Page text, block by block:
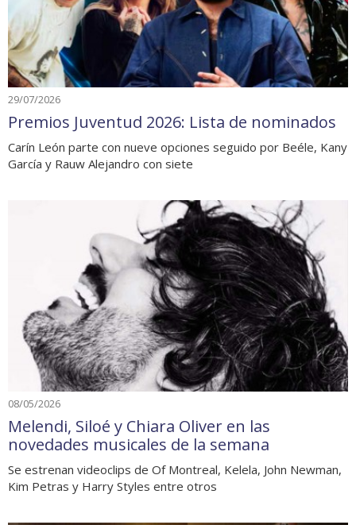
29/07/2026
Premios Juventud 2026: Lista de nominados
Carín León parte con nueve opciones seguido por Beéle, Kany
García y Rauw Alejandro con siete
08/05/2026
Melendi, Siloé y Chiara Oliver en las
novedades musicales de la semana
Se estrenan videoclips de Of Montreal, Kelela, John Newman,
Kim Petras y Harry Styles entre otros